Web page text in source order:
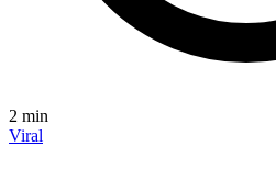
2 min
Viral